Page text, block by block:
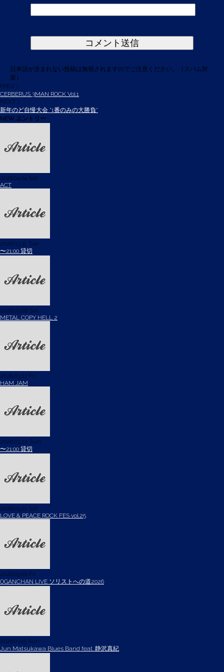
日本語が含まれない投稿は無視されますのでご注意ください。（スパム対
策）
PREV：
CERBERUS 3MAN ROCK Vol.1
NEXT：
新年のど自慢大会 "1番のみの大勝負”
NEW エントリー
2026.04.04 Sat
ACT
2026.03.31 Tue
〜21:00 貸切
2026.03.28 Sat
METAL COPY HELL 2
2026.03.27 Fri
HAM JAM
2026.03.22 Sun
〜21:00 貸切
2026.03.21 Sat
LOVE & PEACE ROCK FES vol.25
2026.03.20 Fri
OGANCHAN LIVE ソリストへの道2026
2026.03.15 Sun
Jun Matsukawa Blues Band feat. 静沢真紀